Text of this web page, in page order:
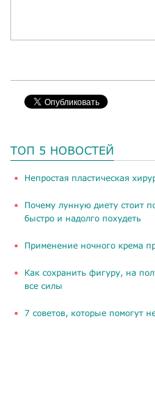
ТОП 5 НОВОСТЕЙ
​Непростая пластическая
Почему лунную диету стоит
быстро и надолго похудеть
Применение ночного крема
Как сохранить фигуру, на
все силы
​7 советов, которые помогут